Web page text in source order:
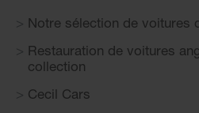
Notre sélection de voitures
Restauration de voitures
collection
Cecil Cars